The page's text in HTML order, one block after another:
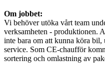
Om jobbet:
Vi behöver utöka vårt team
verksamheten - produktionen.
inte bara om att kunna köra bil,
service. Som CE-chaufför
sortering och omlastning av